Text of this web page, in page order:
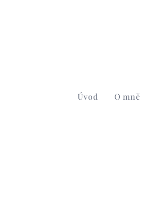
Úvod O mně